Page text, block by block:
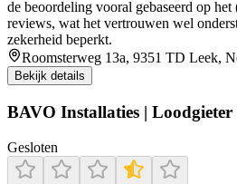
de beoordeling vooral gebaseerd op
reviews, wat het vertrouwen wel
zekerheid beperkt.
Roomsterweg 13a, 9351 TD Leek,
Bekijk details
BAVO Installaties |
Gesloten